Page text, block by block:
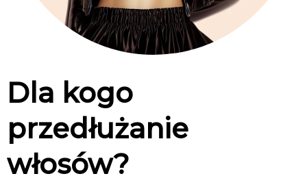
Dla kogo
przedłużanie
włosów?